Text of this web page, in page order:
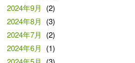
2024年9月
(2)
2024年8月
(3)
2024年7月
(2)
2024年6月
(1)